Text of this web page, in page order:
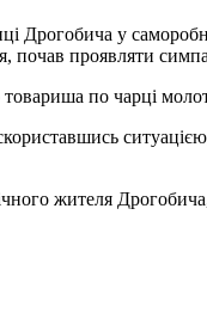
Дрогобича у
почав проявляти
по чарці
жителя